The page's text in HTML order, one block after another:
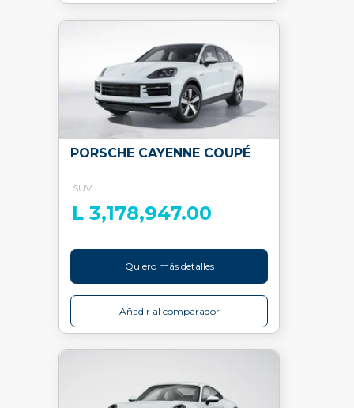
PORSCHE CAYENNE COUPÉ
SUV
L 3,178,947.00
Quiero más detalles
Añadir al comparador